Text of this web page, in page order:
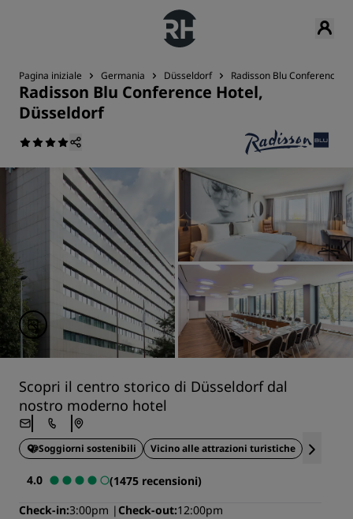
Pagina iniziale Germania Düsseldorf Radisson Blu Conference
Radisson Blu Conference Hotel,
Düsseldorf
Scopri il centro storico di Düsseldorf dal
nostro moderno hotel
Soggiorni sostenibili Vicino alle attrazioni turistiche Ideale
4.0
(1475 recensioni)
Check-in 3:00pm Check-out 12:00pm